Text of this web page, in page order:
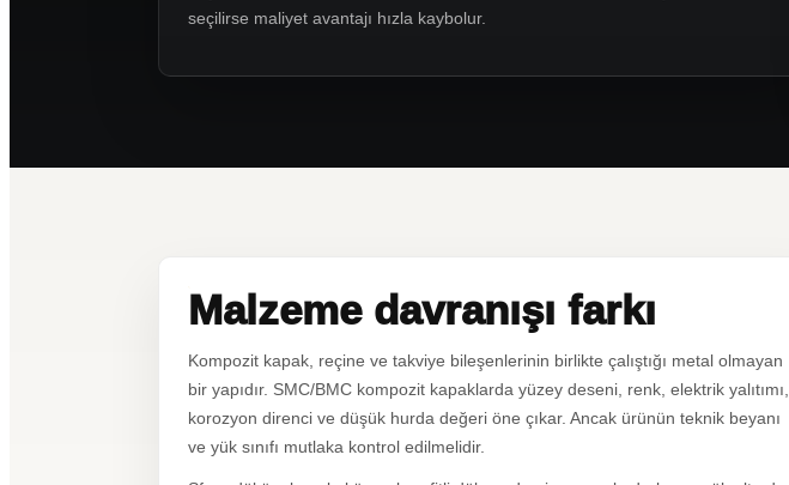
seçilirse maliyet avantajı hızla kaybolur.
Malzeme davranışı farkı
Kompozit kapak, reçine ve takviye bileşenlerinin birlikte çalıştığı metal olmayan
bir yapıdır. SMC/BMC kompozit kapaklarda yüzey deseni, renk, elektrik yalıtımı,
korozyon direnci ve düşük hurda değeri öne çıkar. Ancak ürünün teknik beyanı
ve yük sınıfı mutlaka kontrol edilmelidir.